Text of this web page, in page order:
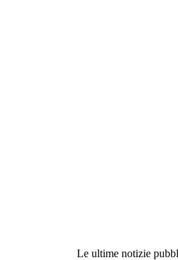
Le ultime notizie